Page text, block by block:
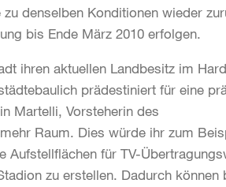
denselben Konditionen wieder
bis Ende März 2010 erfolgen.
ihren aktuellen Landbesitz im
prädestiniert für eine
Martelli, Vorsteherin des
Raum. Dies würde ihr zum
Aufstellflächen für TV-
zu erstellen. Dadurch können